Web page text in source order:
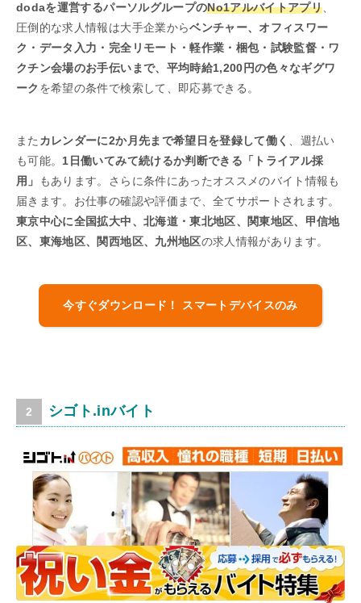
dodaを運営するパーソルグループのNo1アルバイトアプリ、
圧倒的な求人情報は大手企業からベンチャー、オフィスワー
ク・データ入力・完全リモート・軽作業・梱包・試験監督・ワ
クチン会場のお手伝いまで、平均時給1,200円の色々なギグワ
ーク を希望の条件で検索して、即応募できる。
また カレンダーに2か月先まで希望日を登録して働く 、週払い
も可能。 1日働いてみて続けるか判断できる「トライアル採
用」
もあります。さらに条件にあったオススメのバイト情報も
届きます。お仕事の確認や評価まで、全てサポートされます。
東京中心に全国拡大中、北海道・東北地区、関東地区、甲信地
区、東海地区、関西地区、九州地区の求人情報があります。
今すぐダウンロード！ スマートデバイスのみ
シゴト.inバイト